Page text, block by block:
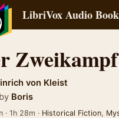
LibriVox Audio
Zweikampf
von Kleist
Boris
· 1h 28m · Historical Fiction,